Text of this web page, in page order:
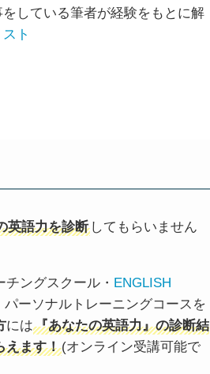
している筆者が経験をもとに解
ト
英語力を診断 してもらいません
ングスクール・ ENGLISH
パーソナルトレーニングコースを
には『あなたの英語力』の診断結
えます！(オンライン受講可能で